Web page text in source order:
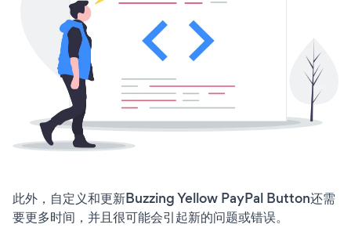
此外，自定义和更新Buzzing Yellow PayPal Button还需
要更多时间，并且很可能会引起新的问题或错误。